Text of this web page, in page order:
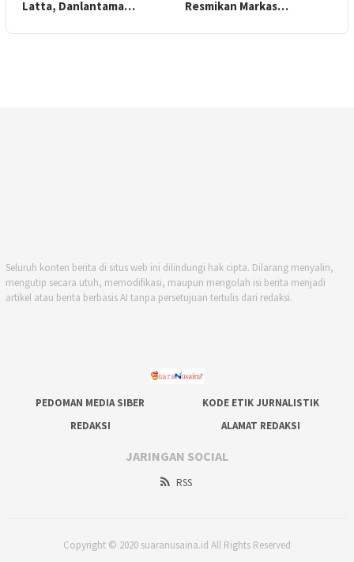
Latta, Danlantama…
Resmikan Markas…
Seluruh konten berita di situs web ini dilindungi hak cipta. Dilarang menyalin,
mengutip secara utuh, memodifikasi, maupun mengolah isi berita menjadi
artikel atau berita berbasis AI tanpa persetujuan tertulis dari redaksi.
PEDOMAN MEDIA SIBER
KODE ETIK JURNALISTIK
REDAKSI
ALAMAT REDAKSI
JARINGAN SOCIAL
RSS
Copyright © 2020 suaranusaina.id All Rights Reserved